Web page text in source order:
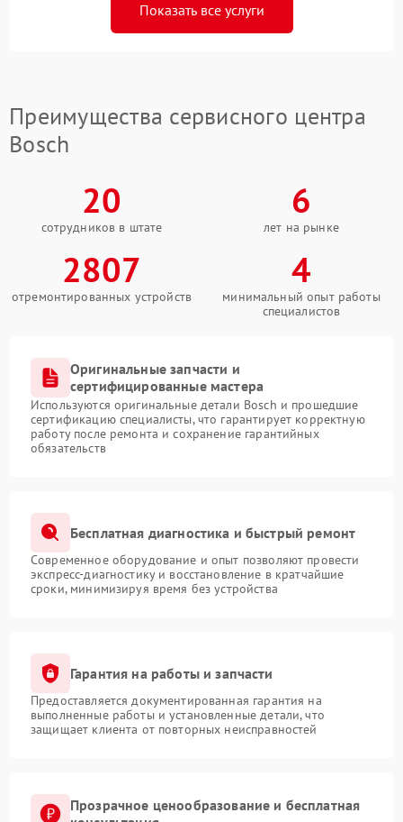
Показать все услуги
Преимущества сервисного центра
Bosch
20
сотрудников в штате
6
лет на рынке
2807
отремонтированных устройств
4
минимальный опыт работы
специалистов
Оригинальные запчасти и
сертифицированные мастера
Используются оригинальные детали Bosch и прошедшие
сертификацию специалисты, что гарантирует корректную
работу после ремонта и сохранение гарантийных
обязательств
Бесплатная диагностика и быстрый ремонт
Современное оборудование и опыт позволяют провести
экспресс-диагностику и восстановление в кратчайшие
сроки, минимизируя время без устройства
Гарантия на работы и запчасти
Предоставляется документированная гарантия на
выполненные работы и установленные детали, что
защищает клиента от повторных неисправностей
Прозрачное ценообразование и бесплатная